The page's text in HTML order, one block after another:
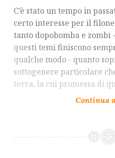
C’è stato un tempo in
certo interesse per il
tanto dopobomba e zombi
questi temi finiscono
qualche modo - quanto
sottogenere particolare
terra, la cui promessa di